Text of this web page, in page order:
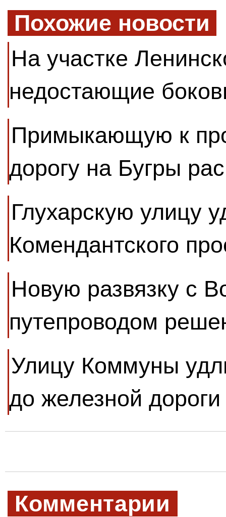
Похожие новости
На участке
недостающие
Примыкающую к
дорогу на Бугры
Глухарскую улицу
Комендантского
Новую развязку с
путепроводом
Улицу Коммуны
до железной
Комментарии